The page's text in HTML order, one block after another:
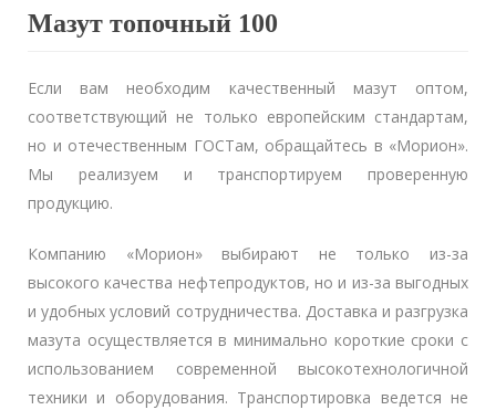
Мазут топочный 100
Если вам необходим качественный мазут оптом,
соответствующий не только европейским стандартам,
но и отечественным ГОСТам, обращайтесь в «Морион».
Мы реализуем и транспортируем проверенную
продукцию.
Компанию «Морион» выбирают не только из-за
высокого качества нефтепродуктов, но и из-за выгодных
и удобных условий сотрудничества. Доставка и разгрузка
мазута осуществляется в минимально короткие сроки с
использованием современной высокотехнологичной
техники и оборудования. Транспортировка ведется не